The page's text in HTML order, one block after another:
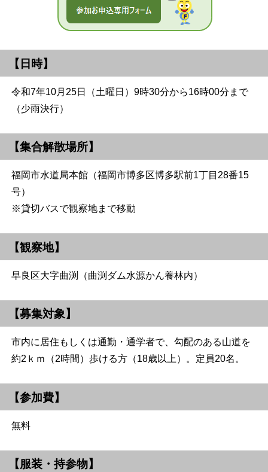
【日時】
令和7年10月25日（土曜日）9時30分から16時00分まで
（少雨決行）
【集合解散場所】
福岡市水道局本館（福岡市博多区博多駅前1丁目28番15
号）
※貸切バスで観察地まで移動
【観察地】
早良区大字曲渕（曲渕ダム水源かん養林内）
【募集対象】
市内に居住もしくは通勤・通学者で、勾配のある山道を
約2ｋｍ（2時間）歩ける方（18歳以上）。定員20名。
【参加費】
無料
【服装・持参物】